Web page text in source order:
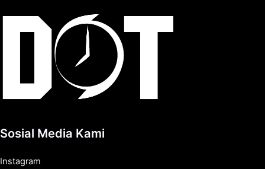
Sosial Media Kami
Instagram